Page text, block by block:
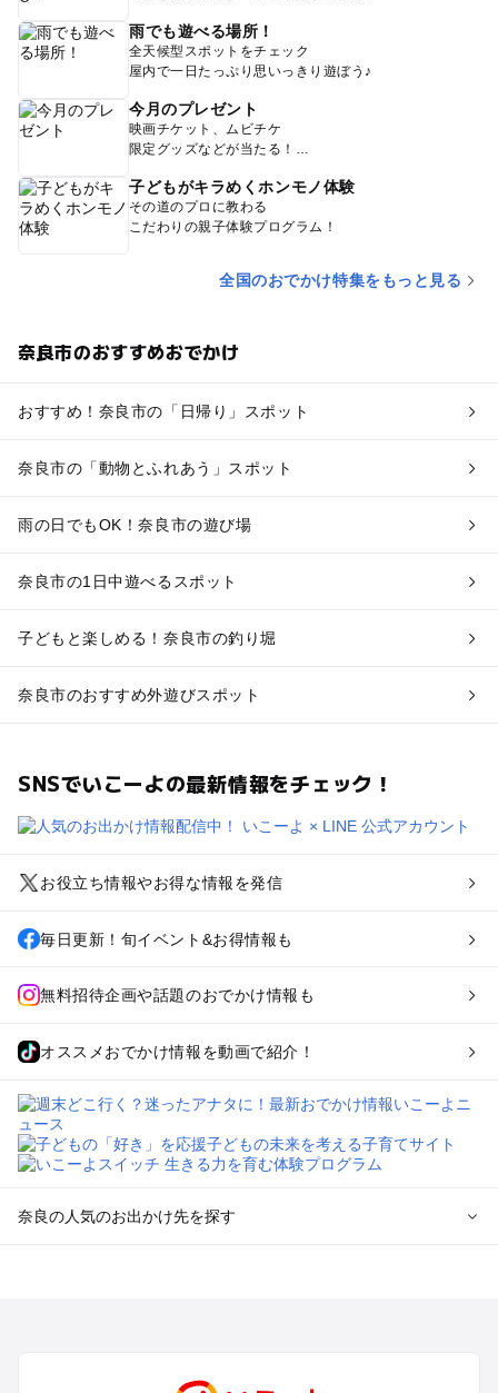
雨でも遊べる場所！
全天候型スポットをチェック
屋内で一日たっぷり思いっきり遊ぼう♪
今月のプレゼント
映画チケット、ムビチケ
限定グッズなどが当たる！
子どもがキラめくホンモノ体験
その道のプロに教わる
こだわりの親子体験プログラム！
全国のおでかけ特集をもっと見る
奈良市のおすすめおでかけ
おすすめ！奈良市の「日帰り」スポット
奈良市の「動物とふれあう」スポット
雨の日でもOK！奈良市の遊び場
奈良市の1日中遊べるスポット
子どもと楽しめる！奈良市の釣り堀
奈良市のおすすめ外遊びスポット
SNSでいこーよの最新情報をチェック！
お役立ち情報やお得な情報を発信
毎日更新！旬イベント&お得情報も
無料招待企画や話題のおでかけ情報も
オススメおでかけ情報を動画で紹介！
奈良の人気のお出かけ先を探す